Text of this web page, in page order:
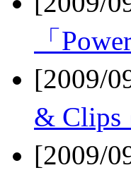
「
[2009/
& Clips
[2009/